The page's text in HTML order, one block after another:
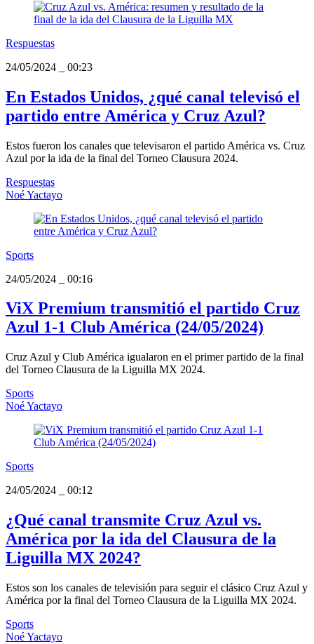
Respuestas
24/05/2024
00:23
En Estados Unidos, ¿qué canal televisó el
partido entre América y Cruz Azul?
Estos fueron los canales que televisaron el partido América vs. Cruz
Azul por la ida de la final del Torneo Clausura 2024.
Respuestas
Noé Yactayo
Sports
24/05/2024
00:16
ViX Premium transmitió el partido Cruz
Azul 1-1 Club América (24/05/2024)
Cruz Azul y Club América igualaron en el primer partido de la final
del Torneo Clausura de la Liguilla MX 2024.
Sports
Noé Yactayo
Sports
24/05/2024
00:12
¿Qué canal transmite Cruz Azul vs.
América por la ida del Clausura de la
Liguilla MX 2024?
Estos son los canales de televisión para seguir el clásico Cruz Azul y
América por la final del Torneo Clausura de la Liguilla MX 2024.
Sports
Noé Yactayo